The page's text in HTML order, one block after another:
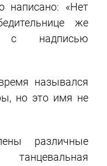
написано: «Нет
же
с надписью
назывался
но это имя не
различные